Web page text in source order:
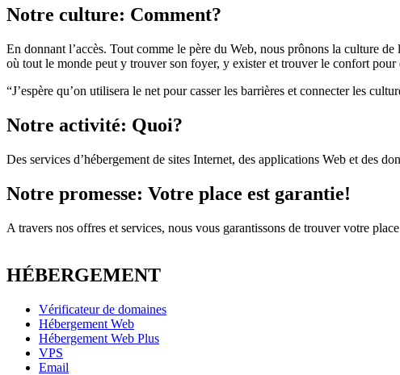
Notre culture: Comment?
En donnant l’accès. Tout comme le père du Web, nous prônons la culture
où tout le monde peut y trouver son foyer, y exister et trouver le confort
“J’espère qu’on utilisera le net pour casser les barrières et connecter les
Notre activité: Quoi?
Des services d’hébergement de sites Internet, des applications Web et des
Notre promesse: Votre place est garantie!
A travers nos offres et services, nous vous garantissons de trouver votre
HÉBERGEMENT
Vérificateur de domaines
Hébergement Web
Hébergement Web Plus
VPS
Email